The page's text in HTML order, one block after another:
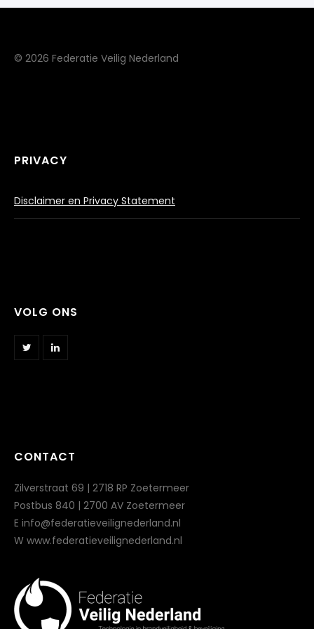
© 2026 Federatie Veilig Nederland
PRIVACY
Disclaimer en Privacy Statement
VOLG ONS
CONTACT
Zilverstraat 69 | 2718 RP Zoetermeer
Postbus 840 | 2700 AV Zoetermeer
E info@federatieveilignederland.nl
W www.federatieveilignederland.nl